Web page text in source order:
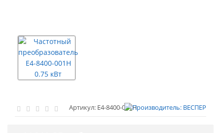
Артикул: Е4-8400-001H